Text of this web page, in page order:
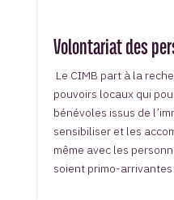
Volontariat des
Le CIMB part à la
pouvoirs locaux qui
bénévoles issus de
sensibiliser et les
même avec les
soient primo-arrivantes